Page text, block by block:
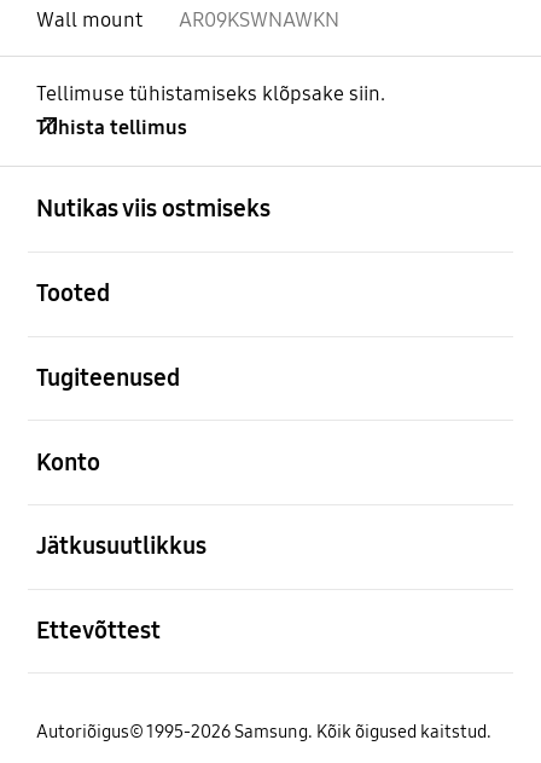
Wall mount AR09KSWNAWKN
Tellimuse tühistamiseks klõpsake siin.
Tühista tellimus
Nutikas viis ostmiseks
Tooted
Tugiteenused
Konto
Jätkusuutlikkus
Ettevõttest
Autoriõigus© 1995-2026 Samsung. Kõik õigused kaitstud.